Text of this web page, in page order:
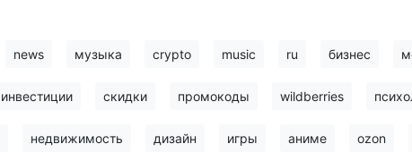
news музыка crypto music ru бизнес
инвестиции скидки промокоды wildberries
недвижимость дизайн игры аниме ozon